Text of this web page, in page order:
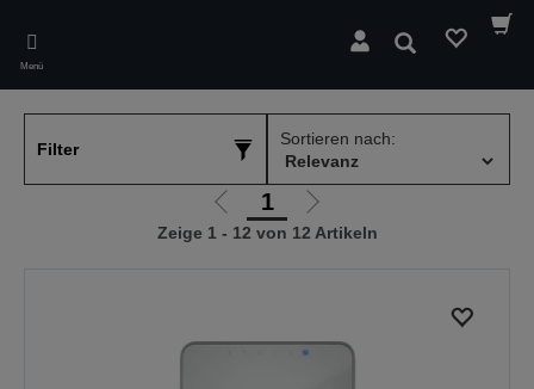
main
content
Menü
Suchen
Filter
Sortieren nach:
Zur
vorherigen
1
Zur
nächsten
Zeige 1 - 12 von 12 Artikeln